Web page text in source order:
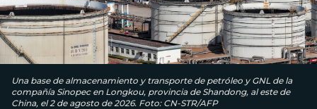
Una base de almacenamiento y transporte de petróleo y GNL de la
compañía Sinopec en Longkou, provincia de Shandong, al este de
China, el 2 de agosto de 2026. Foto: CN-STR/AFP